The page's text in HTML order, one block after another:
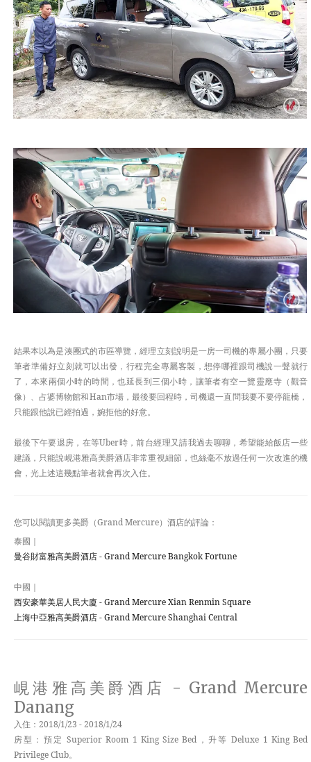
結果本以為是湊團式的市區導覽，經理立刻說明是一房一司機的專屬小團，只要
筆者準備好立刻就可以出發，行程完全專屬客製，想停哪裡跟司機說一聲就行
了，本來兩個小時的時間，也延長到三個小時，讓筆者有空一覽靈應寺（觀音
像）、占婆博物館和Han市場，最後要回程時，司機還一直問我要不要停龍橋，
只能跟他說已經拍過，婉拒他的好意。
最後下午要退房，在等Uber時，前台經理又請我過去聊聊，希望能給飯店一些
建議，只能說峴港雅高美爵酒店非常重視細節，也絲毫不放過任何一次改進的機
會，光上述這幾點筆者就會再次入住。
您可以閱讀更多美爵（Grand Mercure）酒店的評論：
泰國｜
曼谷財富雅高美爵酒店 - Grand Mercure Bangkok Fortune
中國｜
西安豪華美居人民大廈 - Grand Mercure Xian Renmin Square
上海中亞雅高美爵酒店 - Grand Mercure Shanghai Central
峴港雅高美爵酒店 - Grand Mercure
Danang
入住：2018/1/23 - 2018/1/24
房型：預定 Superior Room 1 King Size Bed，升等 Deluxe 1 King Bed
Privilege Club。